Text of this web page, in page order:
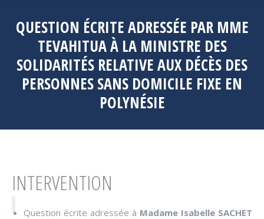
QUESTION ÉCRITE ADRESSÉE PAR MME
TEVAHITUA À LA MINISTRE DES
SOLIDARITÉS RELATIVE AUX DÉCÈS DES
PERSONNES SANS DOMICILE FIXE EN
POLYNÉSIE
INTERVENTION
Question écrite adressée à Madame Isabelle SACHET